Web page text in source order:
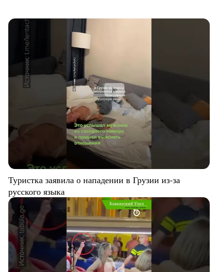
Туристка заявила о нападении в Грузии из-за
русского языка